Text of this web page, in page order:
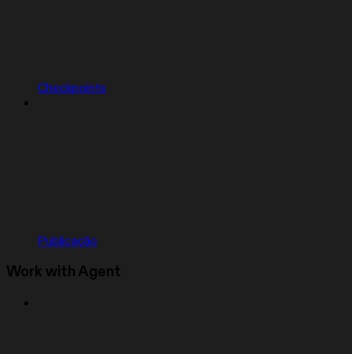
Checkpoints
Publicação
Work with Agent